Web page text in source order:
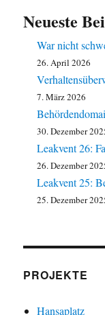
Neueste
War nicht
26. April 2026
7. März 2026
30. Dezember
Leakvent 26:
26. Dezember
Leakvent 25:
25. Dezember
PROJEKTE
Hansaplatz